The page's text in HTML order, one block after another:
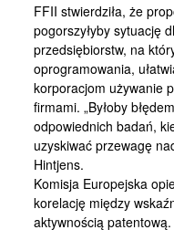
FFII stwierdziła, że
pogorszyłyby sytuację
przedsiębiorstw, na
oprogramowania,
korporacjom używanie
firmami. „Byłoby
odpowiednich badań,
uzyskiwać przewagę
Hintjens.
Komisja Europejska
korelację między
aktywnością